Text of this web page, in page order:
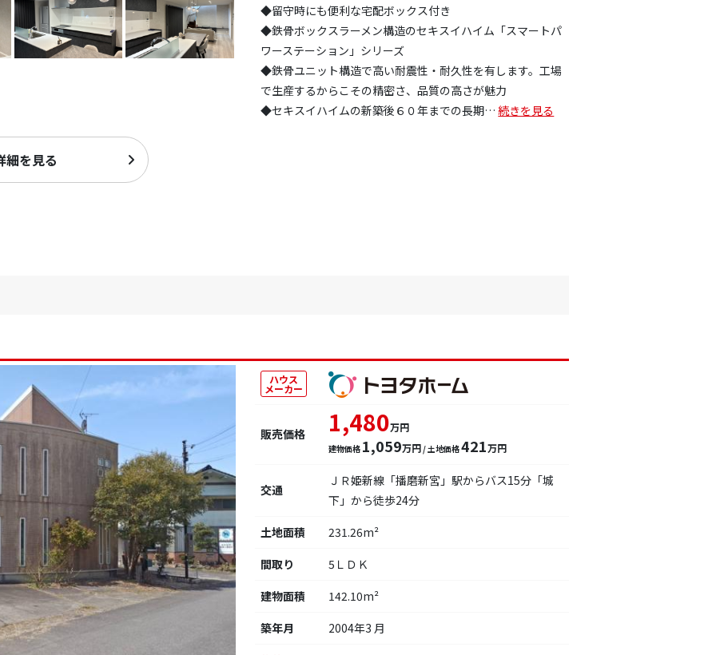
細を見る
◆留守時にも便利な宅配ボックス付き
◆鉄骨ボックスラーメン構造のセキスイハイム「スマートパ
ワーステーション」シリーズ
◆鉄骨ユニット構造で高い耐震性・耐久性を有します。工場
で生産するからこその精密さ、品質の高さが魅力
◆セキスイハイムの新築後６０年までの長期… 続きを見る
ハウス
メーカー
販売価格 1,480万円
建物価格 1,059万円 / 土地価格421万円
交通
ＪＲ姫新線「播磨新宮」駅からバス15分「城
下」から徒歩24分
土地面積
231.26m²
間取り
5ＬＤＫ
建物面積
142.10m²
築年月
2004年3 月